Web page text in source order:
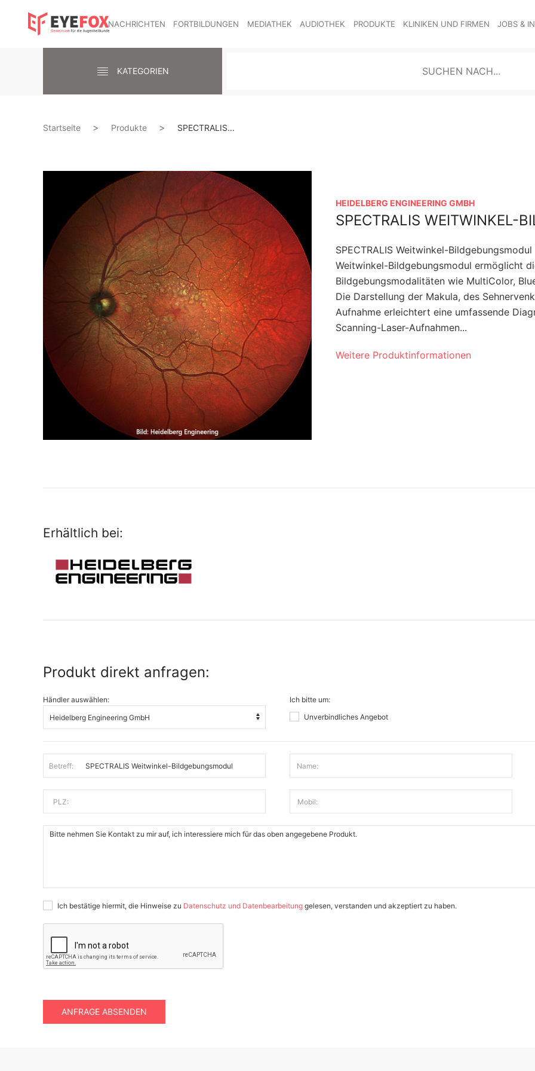
NACHRICHTEN FORTBILDUNGEN MEDIATHEK AUDIOTHEK PRODUKTE KLINIKEN UND FIRMEN JOBS &
KATEGORIEN
Startseite Produkte SPECTRALIS...
HEIDELBERG ENGINEERING GMBH
SPECTRALIS WEITWINKEL-
SPECTRALIS Weitwinkel-
Weitwinkel-Bildgebungsmodul ermöglicht
Bildgebungsmodalitäten wie MultiColor,
Die Darstellung der Makula, des
Aufnahme erleichtert eine umfassende
Scanning-Laser-Aufnahmen...
Weitere Produktinformationen
Erhältlich bei:
Produkt direkt anfragen:
Händler auswählen:
Ich bitte um:
Unverbindliches Angebot
Betreff: Name:
PLZ: Mobil:
Ich bestätige hiermit, die Hinweise zu Datenschutz und Datenbearbeitung gelesen, verstanden und akzeptiert zu haben.
ANFRAGE ABSENDEN